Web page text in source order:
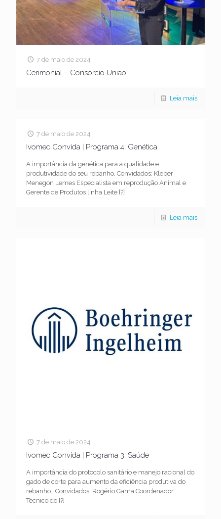
7 de maio de 2024
Cerimonial – Consórcio União
Leia mais
7 de maio de 2024
Ivomec Convida | Programa 4: Genética
A importância da genética para a qualidade e
produtividade do seu rebanho. Convidados: Kleber
Menegon Lemes Especialista em reprodução Animal e
Gerente de Produtos linha Leite [?]
Leia mais
7 de maio de 2024
Ivomec Convida | Programa 3: Saúde
A importância do protocolo sanitário e manejo racional do
gado de corte para aumento da eficiência produtiva do
rebanho.​ ​ Convidados:​ Rogério Gama​ Coordenador
Técnico de [?]